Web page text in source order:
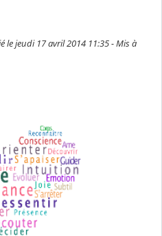
jeudi 17 avril 2014 11:35 - Mis à